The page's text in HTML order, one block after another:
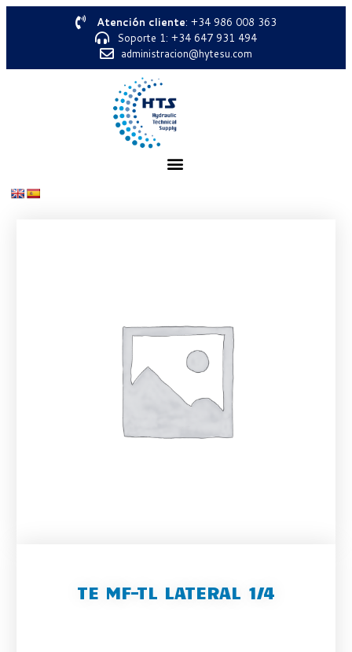
Atención cliente: +34 986 008 363
Soporte 1: +34 647 931 494
administracion@hytesu.com
TE MF-TL LATERAL 1/4